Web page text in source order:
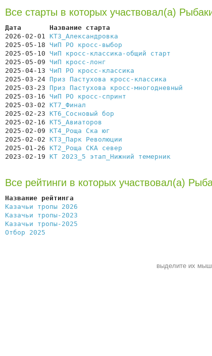
Все старты в которых участвовал(а)
Дата       Название старта
2026-02-01 КТ3_Александровка
2025-05-18 ЧиП РО кросс-выбор
2025-05-10 ЧиП кросс-классика-общий старт
2025-05-09 ЧиП кросс-лонг
2025-04-13 ЧиП РО кросс-классика
2025-03-24 Приз Пастухова кросс-классика
2025-03-23 Приз Пастухова кросс-многодневный
2025-03-16 ЧиП РО кросс-спринт
2025-03-02 КТ7_Финал
2025-02-23 КТ6_Сосновый бор
2025-02-16 КТ5_Авиаторов
2025-02-09 КТ4_Роща Ска юг
2025-02-02 КТ3_Парк Революции
2025-01-26 КТ2_Роща СКА север
2023-02-19 КТ 2023_5 этап_Нижний темерник
Все рейтинги в которых участвовал(а)
Название рейтинга
Казачьи тропы 2026
Казачьи тропы-2023
Казачьи тропы-2025
Отбор 2025
выделите их